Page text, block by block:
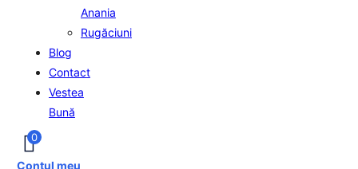
Anania
Rugăciuni
Blog
Contact
Vestea
Bună
0
Contul meu